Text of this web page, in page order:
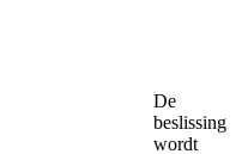
De
beslissing
wordt